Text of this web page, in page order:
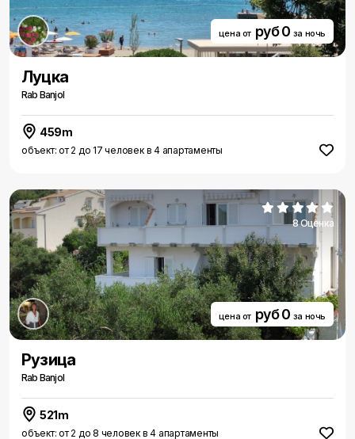
цена от руб 0 за ночь
Луцка
Rab Banjol
459m
объект: от 2 до 17 человек в 4 апартаменты
8 Оценка
цена от руб 0 за ночь
Рузица
Rab Banjol
521m
объект: от 2 до 8 человек в 4 апартаменты